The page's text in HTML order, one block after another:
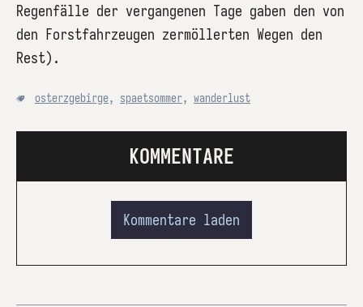
Regenfälle der vergangenen Tage gaben den von
den Forstfahrzeugen zermöllerten Wegen den
Rest).
osterzgebirge, spaetsommer, wanderlust
KOMMENTARE
Kommentare laden